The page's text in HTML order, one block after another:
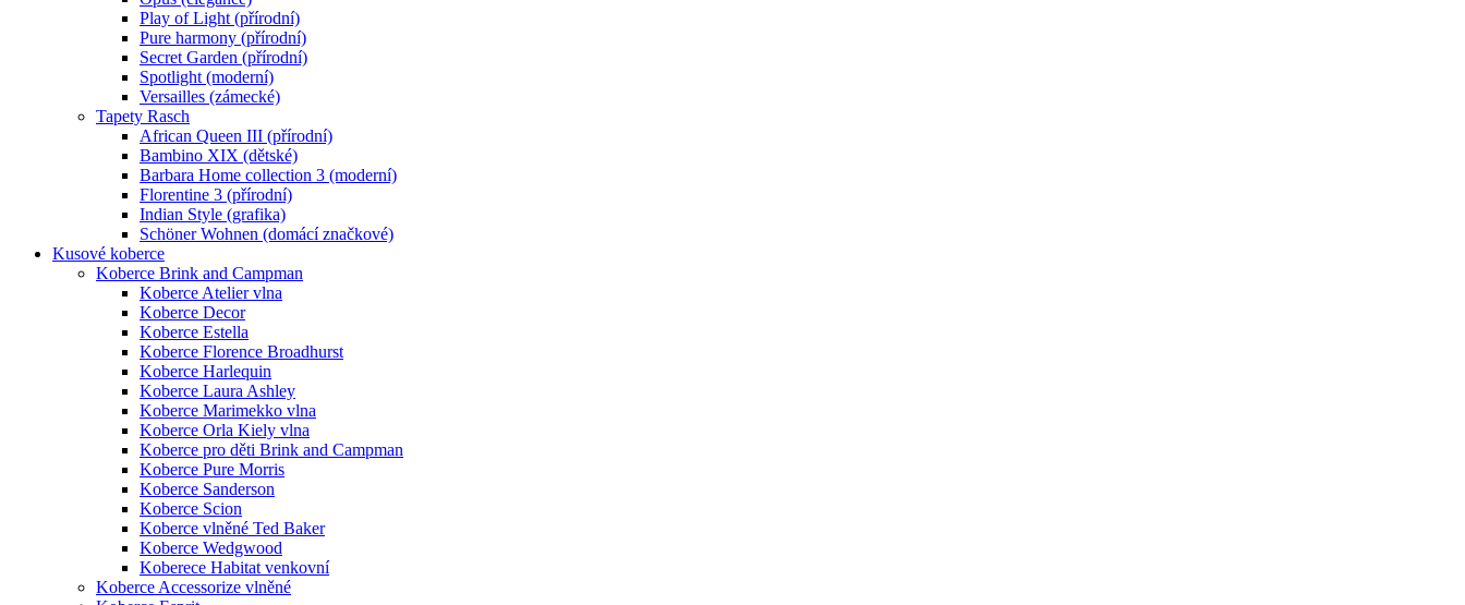
Play of Light (přírodní)
Pure harmony (přírodní)
Secret Garden (přírodní)
Spotlight (moderní)
Versailles (zámecké)
Tapety Rasch
African Queen III (přírodní)
Bambino XIX (dětské)
Barbara Home collection 3 (moderní)
Florentine 3 (přírodní)
Indian Style (grafika)
Schöner Wohnen (domácí značkové)
Kusové koberce
Koberce Brink and Campman
Koberce Atelier vlna
Koberce Decor
Koberce Estella
Koberce Florence Broadhurst
Koberce Harlequin
Koberce Laura Ashley
Koberce Marimekko vlna
Koberce Orla Kiely vlna
Koberce pro děti Brink and Campman
Koberce Pure Morris
Koberce Sanderson
Koberce Scion
Koberce vlněné Ted Baker
Koberce Wedgwood
Koberece Habitat venkovní
Koberce Accessorize vlněné